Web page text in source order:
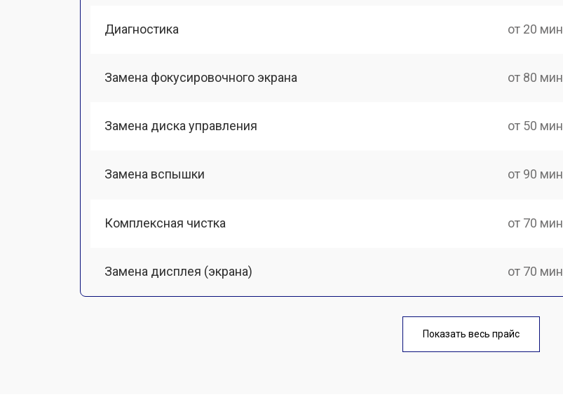
Диагностика от 20 мин
Замена фокусировочного экрана от 80 мин
Замена диска управления от 50 мин
Замена вспышки от 90 мин
Комплексная чистка от 70 мин
Замена дисплея (экрана) от 70 мин
от 60 мин
Показать весь прайс